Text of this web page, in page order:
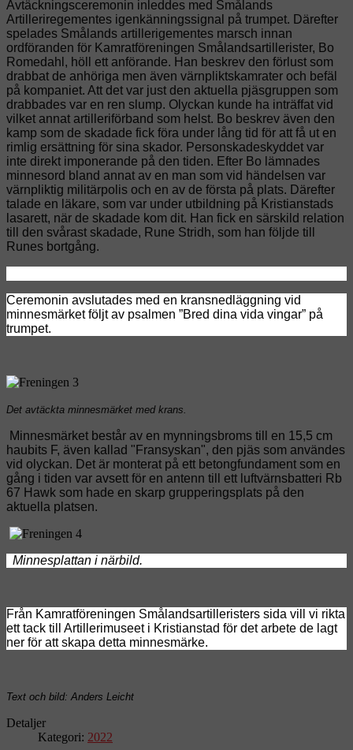
Avtäckningsceremonin inleddes med Smålands
Artilleriregementes igenkänningssignal på trumpet. Därefter
spelades Smålands artillerigementes marsch innan
ordföranden för Kamratföreningen Smålandsartillerister, Bo
Romedahl, höll ett anförande. Han beskrev den förlust som
drabbat de anhöriga men även värnpliktskamrater och befäl
på kompaniet. Att det var just den aktuella pjäsgruppen som
drabbades var en ren slump. Olyckan kunde ha inträffat vid
vilket annat artilleriförband som helst. Bo beskrev även den
kamp som de skadade fick föra under lång tid för att få ut en
rimlig ersättning för sina skador. Personskadeskyddet var
inte direkt imponerande på den tiden. Efter Bo lämnades
minnesord bland annat av en man som vid händelsen var
värnpliktig militärpolis och en av de första på plats. Därefter
talade en läkare, som var under utbildning på Kristianstads
lasarett, när de skadade kom dit. Han fick en särskild relation
till den svårast skadade, Rune Stridh, som han följde till
Runes bortgång.
Ceremonin avslutades med en kransnedläggning vid
minnesmärket följt av psalmen ”Bred dina vida vingar” på
trumpet.
Det avtäckta minnesmärket med krans.
Minnesmärket består av en mynningsbroms till en 15,5 cm
haubits F, även kallad "Fransyskan", den pjäs som användes
vid olyckan. Det är monterat på ett betongfundament som en
gång i tiden var avsett för en antenn till ett luftvärnsbatteri Rb
67 Hawk som hade en skarp grupperingsplats på den
aktuella platsen.
Minnesplattan i närbild.
Från Kamratföreningen Smålandsartilleristers sida vill vi rikta
ett tack till Artillerimuseet i Kristianstad för det arbete de lagt
ner för att skapa detta minnesmärke.
Text och bild: Anders Leicht
Detaljer
Kategori: 2022